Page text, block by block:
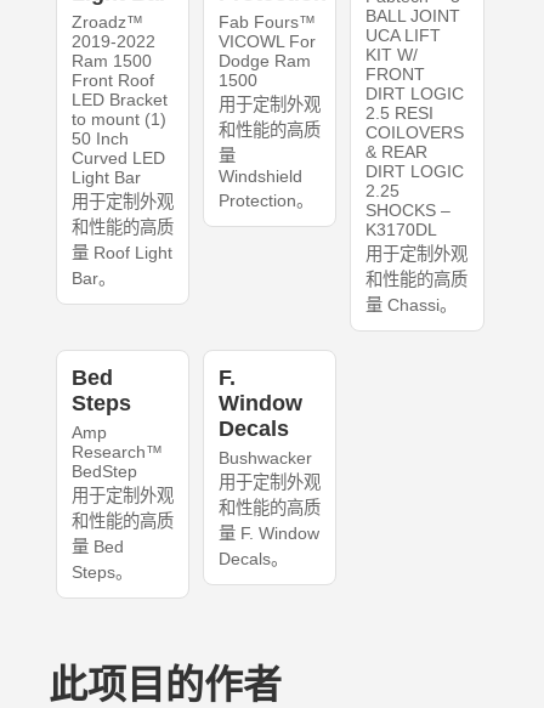
Zroadz™
2019-2022
Ram 1500
Front Roof
LED Bracket
to mount (1)
50 Inch
Curved LED
Light Bar
用于定制外观
和性能的高质
量 Roof Light
Bar。
Fab Fours™
VICOWL For
Dodge Ram
1500
用于定制外观
和性能的高质
量
Windshield
Protection。
BALL JOINT
UCA LIFT
KIT W/
FRONT
DIRT LOGIC
2.5 RESI
COILOVERS
& REAR
DIRT LOGIC
2.25
SHOCKS –
K3170DL
用于定制外观
和性能的高质
量 Chassi。
Bed
Steps
Amp
Research™
BedStep
用于定制外观
和性能的高质
量 Bed
Steps。
F.
Window
Decals
Bushwacker
用于定制外观
和性能的高质
量 F. Window
Decals。
此项目的作者